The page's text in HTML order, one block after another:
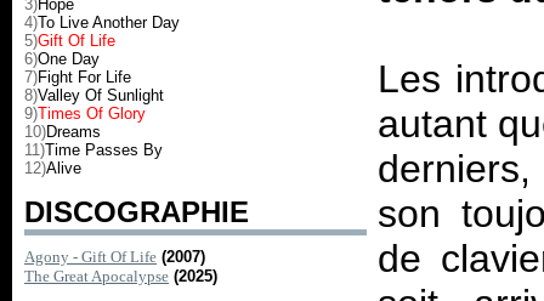
3)Hope
4)To Live Another Day
5)Gift Of Life
6)One Day
7)Fight For Life
8)Valley Of Sunlight
9)Times Of Glory
10)Dreams
11)Time Passes By
12)Alive
DISCOGRAPHIE
Agony - Gift Of Life (2007)
The Great Apocalypse (2025)
Les
autant
son
de